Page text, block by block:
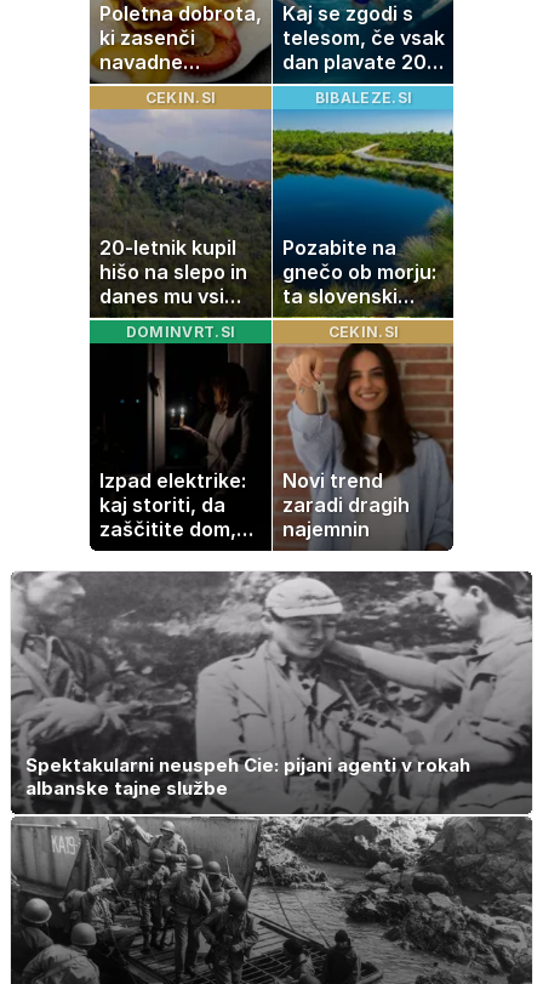
Poletna dobrota,
ki zasenči
navadne
palačinke
Kaj se zgodi s
telesom, če vsak
dan plavate 20
minut? Učinki, ki
jih morda ne
pričakujete
CEKIN.SI
20-letnik kupil
hišo na slepo in
danes mu vsi
zavidajo
BIBALEZE.SI
Pozabite na
gnečo ob morju:
ta slovenski
kotiček je pravi
raj za družine
DOMINVRT.SI
Izpad elektrike:
kaj storiti, da
zaščitite dom,
hrano in
elektronske
naprave
CEKIN.SI
Novi trend
zaradi dragih
najemnin
Spektakularni neuspeh Cie: pijani agenti v rokah
albanske tajne službe